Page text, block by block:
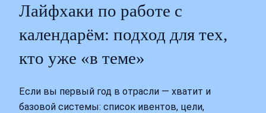
Лайфхаки по работе с
календарём: подход для тех,
кто уже «в теме»
Если вы первый год в отрасли — хватит и
базовой системы: список ивентов, цели,